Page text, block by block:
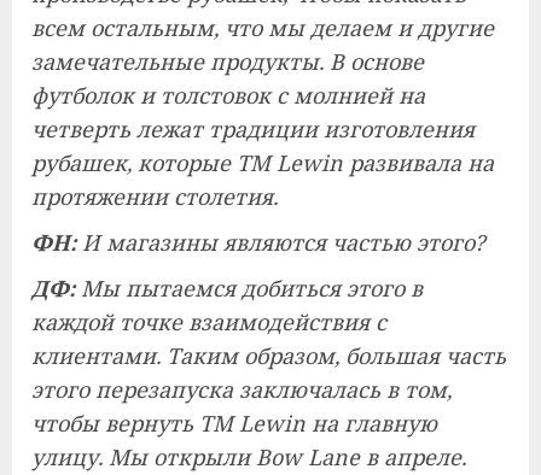
всем остальным, что мы делаем и другие
замечательные продукты. В основе
футболок и толстовок с молнией на
четверть лежат традиции изготовления
рубашек, которые TM Lewin развивала на
протяжении столетия.
ФН:И магазины являются частью этого?
ДФ:Мы пытаемся добиться этого в
каждой точке взаимодействия с
клиентами. Таким образом, большая часть
этого перезапуска заключалась в том,
чтобы вернуть TM Lewin на главную
улицу. Мы открыли Bow Lane в апреле.